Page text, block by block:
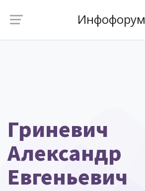
Инфофорум
Гриневич
Александр
Евгеньевич